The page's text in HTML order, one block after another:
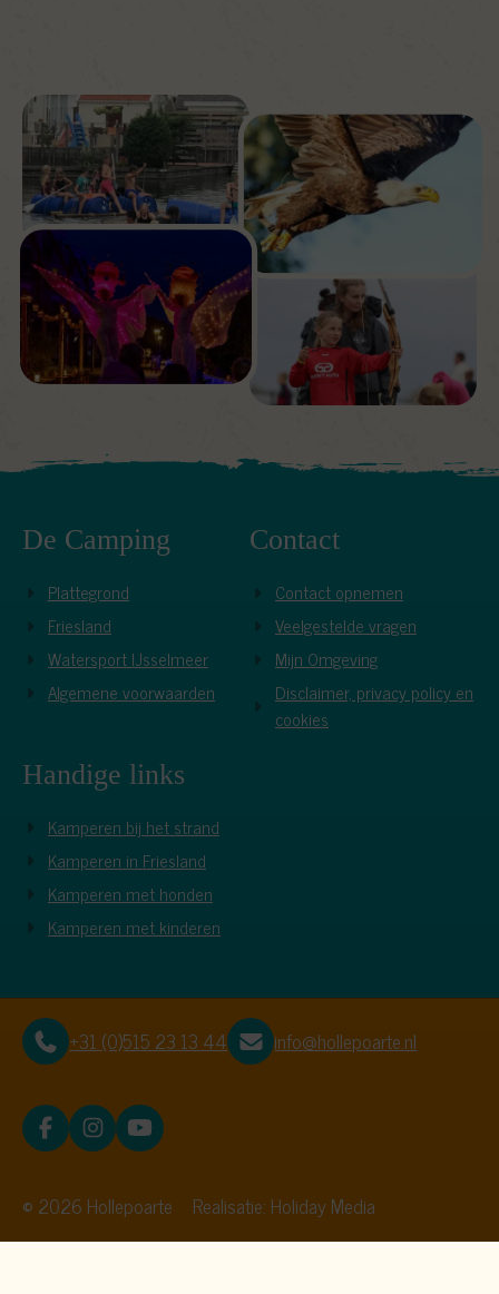
De Camping
Plattegrond
Friesland
Watersport IJsselmeer
Algemene voorwaarden
Contact
Contact opnemen
Veelgestelde vragen
Mijn Omgeving
Disclaimer, privacy policy en
cookies
Handige links
Kamperen bij het strand
Kamperen in Friesland
Kamperen met honden
Kamperen met kinderen
+31 (0)515 23 13 44 info@hollepoarte.nl
© 2026 Hollepoarte Realisatie: Holiday Media